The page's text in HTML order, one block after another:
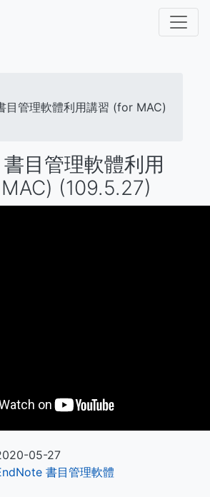
目管理軟體利用講習 (for MAC)
目管理軟體利用
(109.5.27)
05-27
書目管理軟體